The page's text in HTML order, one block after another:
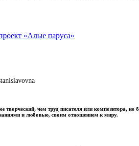
«Алые паруса»
творческий, чем труд писателя или
и любовью, своим отношением к миру.